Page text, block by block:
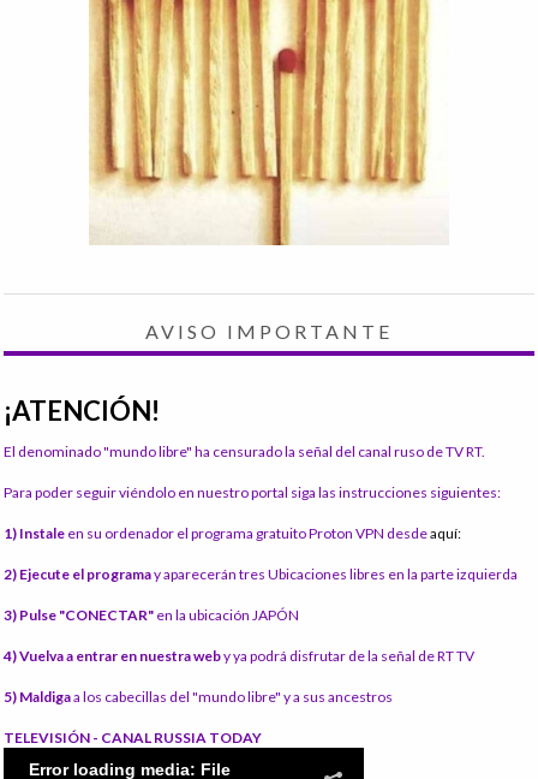
AVISO IMPORTANTE
¡ATENCIÓN!
El denominado "mundo libre" ha censurado la señal del canal ruso de TV RT.
Para poder seguir viéndolo en nuestro portal siga las instrucciones siguientes:
1) Instale en su ordenador el programa gratuito Proton VPN desdeaquí:
2) Ejecute el programay aparecerán tres Ubicaciones libres en la parte izquierda
3) Pulse "CONECTAR" en la ubicación JAPÓN
4) Vuelva a entrar en nuestra weby ya podrá disfrutar de la señal de RT TV
5) Maldigaa los cabecillas del "mundo libre" y a sus ancestros
TELEVISIÓN - CANAL RUSSIA TODAY